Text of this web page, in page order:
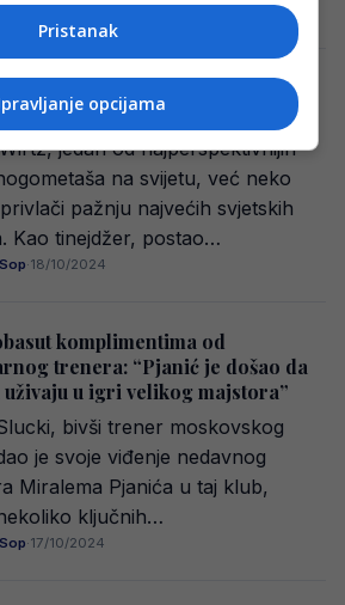
transfer u jedan klub:
može”
jedan od najperspektivnijih
na svijetu, već neko
pažnju najvećih svjetskih
Kao tinejdžer, postao…
·18/10/2024
komplimentima od
trenera: “Pjanić je došao da
u igri velikog majstora”
bivši trener moskovskog
je svoje viđenje nedavnog
Miralema Pjanića u taj klub,
ključnih…
·17/10/2024
Pristanak
opcijama